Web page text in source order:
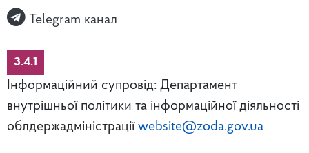
Telegram канал
3.4.1
Інформаційний супровід: Департамент
внутрішньої політики та інформаційної діяльності
облдержадміністрації website@zoda.gov.ua